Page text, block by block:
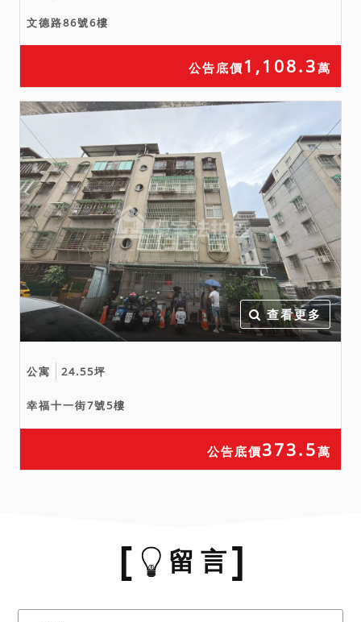
文德路86號6樓
公告底價 1,108.3萬
查看更多
公寓 24.55坪
幸福十一街7號5樓
公告底價373.5萬
留 言